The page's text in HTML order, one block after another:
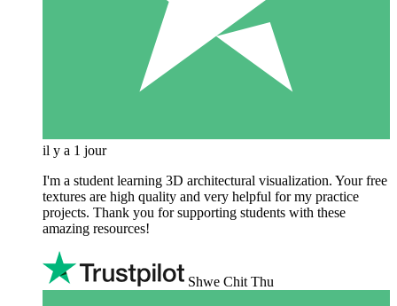
il y a 1 jour
I'm a student learning 3D architectural visualization. Your free
textures are high quality and very helpful for my practice
projects. Thank you for supporting students with these
amazing resources!
Shwe Chit Thu